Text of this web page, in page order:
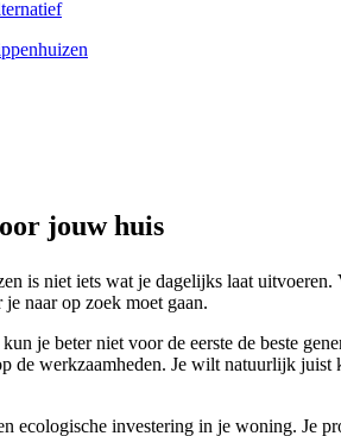
jouw huis
is niet iets wat je dagelijks laat
naar op zoek moet gaan.
je beter niet voor de eerste de beste
de werkzaamheden. Je wilt natuurlijk
ecologische investering in je woning. Je